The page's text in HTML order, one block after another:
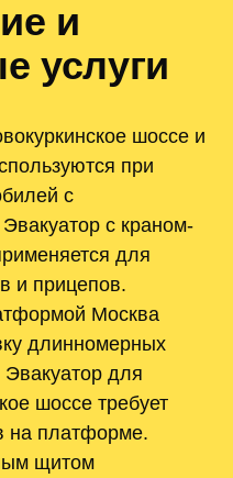
и
услуги
шоссе и
при
с
с краном-
для
и прицепов.
Москва
длинномерных
для
шоссе требует
на платформе.
щитом